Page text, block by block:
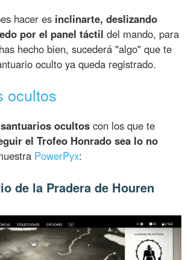
hacer es inclinarte, deslizando
por el panel táctil del mando, para
hecho bien, sucederá "algo" que te
oculto ya queda registrado.
ocultos
ocultos con los que te
el Trofeo Honrado sea lo no
PowerPyx:
de la Pradera de Houren